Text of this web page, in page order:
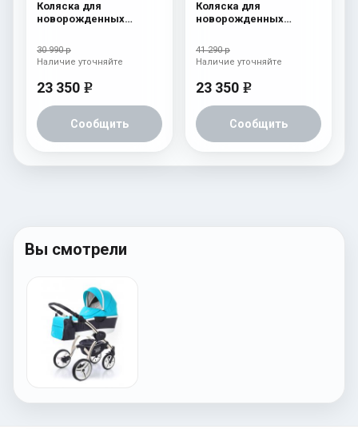
Коляска для
новорожденных
Black) Red Lux
30 990 р
23 350 e
Сообщить
Наличие уточняйте
Коляска для
новорожденных
Black) Chek
41 290 р
23 350 e
Сообщить
Наличие уточняйте
Вы смотрели